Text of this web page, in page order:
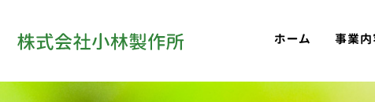
ホーム 事業内